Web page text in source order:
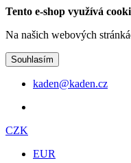
Tento e-shop využívá
Na našich webových
Souhlasím
kaden@kaden.cz
CZK
EUR